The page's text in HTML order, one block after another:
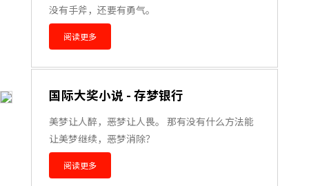
没有手斧，还要有勇气。
阅读更多
国际大奖小说 - 存梦银行
美梦让人醉，恶梦让人畏。 那有没有什么方法能
让美梦继续，恶梦消除？
阅读更多